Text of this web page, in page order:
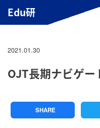
Edu研
2021.01.30
OJT長期ナビゲー
SHARE